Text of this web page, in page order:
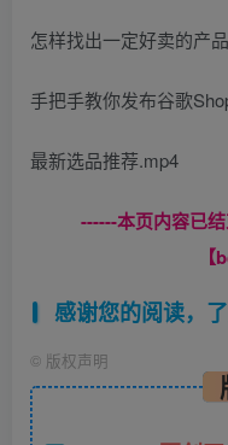
怎样找出一定好卖的产
手把手教你发布谷歌
最新选品推荐.mp4
------本页内容已
感谢您的阅读，
© 版权声明